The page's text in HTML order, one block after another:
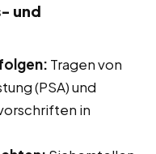
und
Tragen von
(PSA) und
in